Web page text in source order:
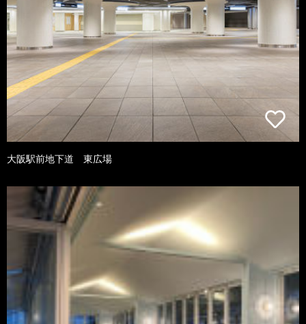
大阪駅前地下道 東広場